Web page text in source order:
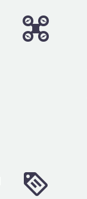



